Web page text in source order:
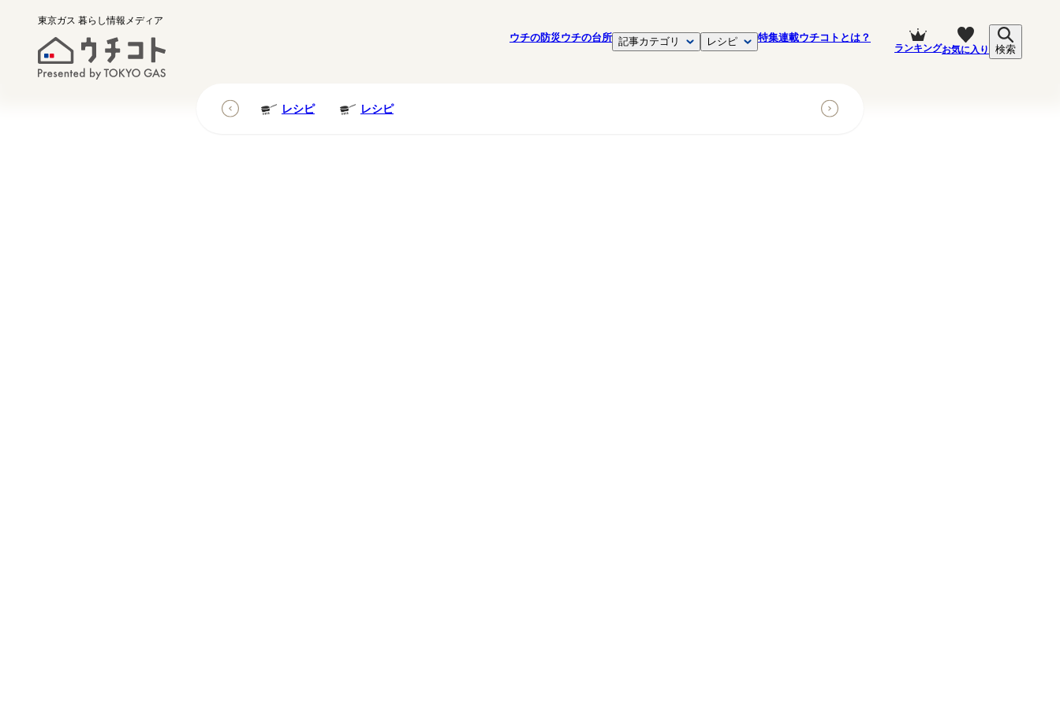
東京ガス 暮らし情報メディア
ウチの防災ウチの台所 記事カテゴリ レシピ 特集連載ウチコトとは？
ランキングお気に入り 検索
レシピ レシピ レシピ